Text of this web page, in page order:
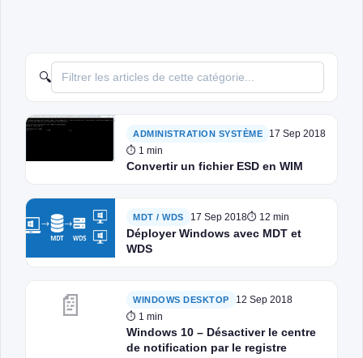
🔍
ADMINISTRATION SYSTÈME
17 Sep 2018
⏱ 1 min
Convertir un fichier ESD en WIM
MDT / WDS 17 Sep 2018⏱ 12 min
Déployer Windows avec MDT et
WDS
📄 WINDOWS DESKTOP
12 Sep 2018
⏱ 1 min
Windows 10 – Désactiver le centre
de notification par le registre